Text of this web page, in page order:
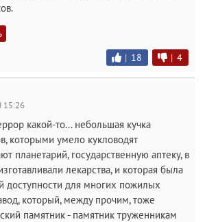
| 18 | 4
15:26
какой-то... небольшая кучка
которыми умело кукловодят
планетарий, государственную аптеку, в
лекарства, и которая была
доступности для многих пожилых
который, между прочим, тоже
памятник - памятник труженникам